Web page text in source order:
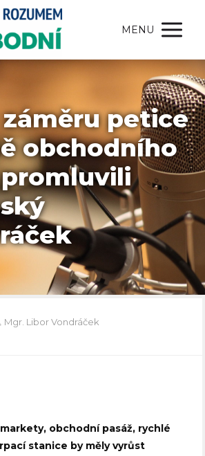
MENU
záměru petice
obchodního
Mgr. Libor Vondráček
obchodní pasáž, rychlé
stanice by měly vyrůst